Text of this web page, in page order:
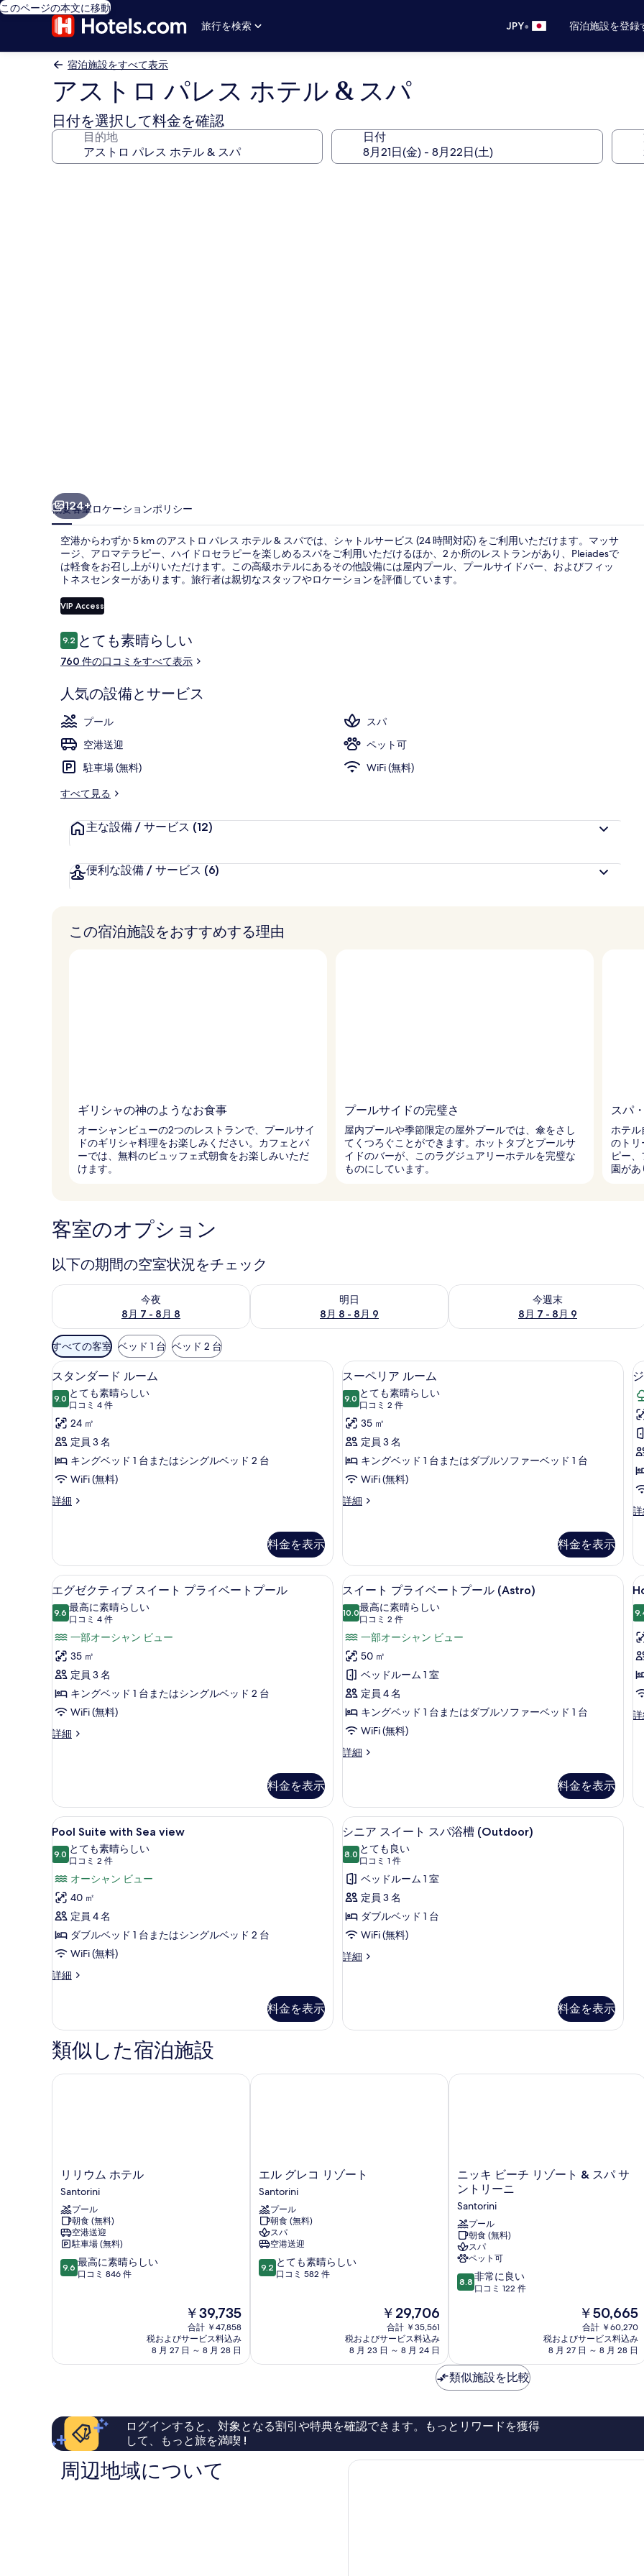
このページの本文に移動
旅行を検索
JPY• 宿泊施設を登録
宿泊施設をすべて表示
アストロ パレス ホテル & スパ
日付を選択して料金を確認
目的地 日付
写
真
ギ
ャ
ラ
リ
ー
124+
概要客室ロケーションポリシー
空港からわずか 5 km のアストロ パレス ホテル & スパでは、シャトルサービス (24 時間対応) をご利用いただけます。マッサ
ージ、アロマテラピー、ハイドロセラピーを楽しめるスパをご利用いただけるほか、2 か所のレストランがあり、Pleiadesで
は軽食をお召し上がりいただけます。この高級ホテルにあるその他設備には屋内プール、プールサイドバー、およびフィッ
トネスセンターがあります。旅行者は親切なスタッフやロケーションを評価しています。
VIP Access
口
コ
ミ
9.210段階中9.2
とても素晴らしい
760 件の口コミをすべて表示
人気の設備とサービス
プール
スパ
空港送迎
ペット可
駐車場 (無料)
WiFi (無料)
すべて見る
主な設備 / サービス (12)
便利な設備 / サービス (6)
この宿泊施設をおすすめする理由
ギリシャの神のようなお食事
オーシャンビューの2つのレストランで、プールサイ
ドのギリシャ料理をお楽しみください。カフェとバ
ーでは、無料のビュッフェ式朝食をお楽しみいただ
けます。
プールサイドの完璧さ
屋内プールや季節限定の屋外プールでは、傘をさし
てくつろぐことができます。ホットタブとプールサ
イドのバーが、このラグジュアリーホテルを完璧な
ものにしています。
スパ
ホテル
のトリ
ピー
園が
客室のオプション
以下の期間の空室状況をチェック
今夜
8月 7 - 8月 8
今夜 8月 7 - 8月 8 の空室状況をチェック
明日
8月 8 - 8月 9
明日 8月 8 - 8月 9 の空室状況をチェック
今週末
8月 7 - 8月 9
今週末 8月 7 - 8月 9 の空室状況をチ
利
用
可
能
な
客
室
絞
り
込
すべての客室 ベッド 1 台 ベッド 2 台
ス
タ
ン
ダ
ー
ド
ル
ー
す
べ
て
の
写
真
を
表
示
る
スタンダード ルーム | 高級寝具、ミニバー、セーフティボックス (室内)、デスク
9
スタンダード ルーム
9.010 点中 9.0
とても素晴らしい
口コミ 4 件
(口
コ
ミ
4
件)
24 ㎡
定員 3 名
キングベッド 1 台またはシングルベッド 2 台
WiFi (無料)
詳細
ス
ド
ル
ー
ム
の
細
料金を表示
ス
ー
ペ
リ
ア
ル
ー
ム
べ
て
の
写
真
を
表
示
す
る
スーペリア ルーム | 高級寝具、ミニ
7
スーペリア ルーム
9.010 点中 9.0
とても素晴らしい
口コミ 2 件
(口
コ
ミ
2
件)
35 ㎡
定員 3 名
キングベッド 1 台またはダブルソファーベッド 1 台
WiFi (無料)
詳細
ス
ル
ー
ム
の
詳
料金を表示
ジ
ス
イ
ー
ス
浴
槽
詳
細
エ
グ
ゼ
ク
テ
ィ
ブ
ス
イ
ラ
イ
ベ
ー
ト
プ
ー
ル
の
す
の
写
を
エグゼクティブ スイート プライベートプール | 高級寝具、ミニバー、セーフティボックス (室内)、デスク
12
エグゼクティブ スイート プライベートプール
9.610 点中 9.6
最高に素晴らしい
口コミ 4 件
(口
コ
ミ
4
件)
一部オーシャン ビュー
35 ㎡
定員 3 名
キングベッド 1 台またはシングルベッド 2 台
WiFi (無料)
詳細
エ
ィ
ブ
ス
イ
ー
ト
プ
イ
ベ
ト
プ
ル
料金を表示
ス
イ
ー
ト
プ
ラ
イ
ベ
ー
ト
ル
(Astro)
の
す
べ
て
の
写
真
す
スイート プライベートプール
10
スイート プライベートプール (Astro)
10.010 点中 10.0
最高に素晴らしい
口コミ 2 件
(口
コ
ミ
件)
一部オーシャン ビュー
50 ㎡
ベッドルーム 1 室
定員 4 名
キングベッド 1 台またはダブルソファーベッド 1 台
WiFi (無料)
詳細
ス
プ
ラ
イ
ー
プ
ー
(Astro)
の
細
料金を表示
in
in
in
Pool
Suite
with
Sea
view
の
す
べ
て
の
真
を
表
示
Pool Suite with Sea view | ウォーター ビュー
18
Pool Suite with Sea view
9.010 点中 9.0
とても素晴らしい
口コミ 2 件
(口
コ
ミ
2
件)
オーシャン ビュー
40 ㎡
定員 4 名
ダブルベッド 1 台またはシングルベッド 2 台
WiFi (無料)
詳細
Pool
view
の
詳
細
料金を表示
シ
ニ
ア
ス
イ
ー
ト
ス
(Outdoor)
を
シニア スイート スパ浴槽 (Outdoor)
14
シニア スイート スパ浴槽 (Outdoor)
8.010 点中 8.0
とても良い
口コミ 1 件
(口
コ
ミ
件)
ベッドルーム 1 室
定員 3 名
ダブルベッド 1 台
WiFi (無料)
詳細
シ
ー
ト
浴
料金を表示
類似した宿泊施設
リ
リ
ウ
ム
ホ
テ
ル
Santorini
リリウム ホテル
Santorini
プール
朝食 (無料)
空港送迎
駐車場 (無料)
10
段
素
い、
コ
ミ
846
件
9.6 最高に素晴らしい
口コミ 846 件
現
在
の
料
金
￥39,735
合計 ￥47,858
税およびサービス料込み
8 月 27 日 ～ 8 月 28 日
リリウム ホテル
エ
ル
グ
レ
コ
リ
ゾ
ー
ト
エル グレコ リゾート
Santorini
プール
朝食 (無料)
スパ
空港送迎
10
段
素
い、
口
ミ
9.2 とても素晴らしい
口コミ 582 件
現
在
の
料
金
￥29,706
合計 ￥35,561
税およびサービス料込み
8 月 23 日 ～ 8 月 24 日
エル グレコ リゾート
ニ
ッ
ビ
ー
チ
リ
ゾ
ー
ト
ト
リ
ー
Santorini
ニッキ ビーチ リゾート & スパ サ
ントリーニ
Santorini
プール
朝食 (無料)
スパ
ペット可
10
段
に
良
い、
コ
ミ
件
8.8 非常に良い
口コミ 122 件
現
在
の
料
金
￥50,665
合計 ￥60,270
税およびサービス料込み
8 月 27 日 ～ 8 月 28 日
ニッキ ビーチ リゾート & スパ サン
類似施設を比較
ログインすると、対象となる割引や特典を確認できます。もっとリワードを獲得
して、もっと旅を満喫 !
周辺地域について